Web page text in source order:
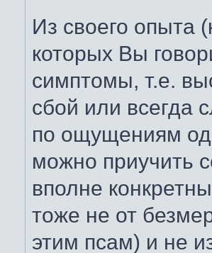
Из своего опыта
которых Вы
симптомы, т.е.
сбой или всегда
по ощущениям
можно приучить
вполне
тоже не от
этим псам) и не